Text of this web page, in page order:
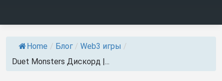
Home / Блог / Web3 игры /
Duet Monsters Дискорд |...